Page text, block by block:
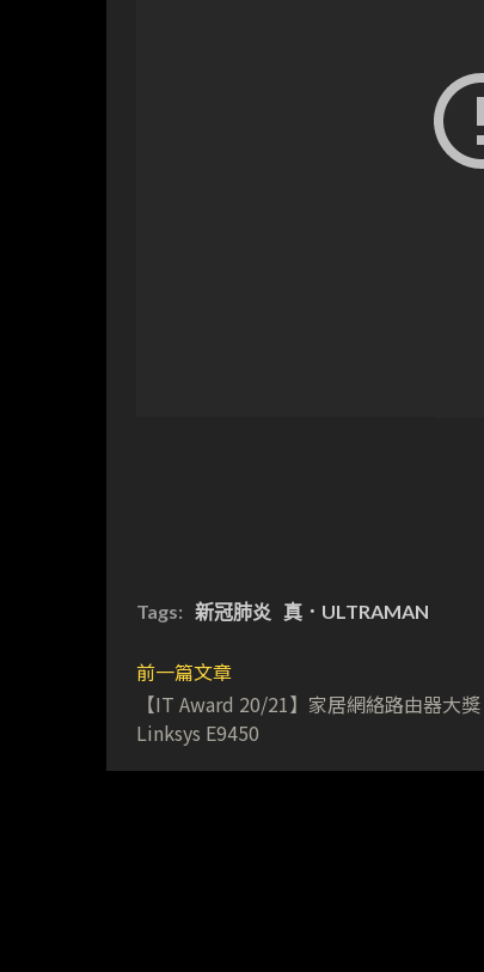
Tags: 新冠肺炎 真．ULTRAMAN
前一篇文章
【IT Award 20/21】家居網絡路由器大
Linksys E9450